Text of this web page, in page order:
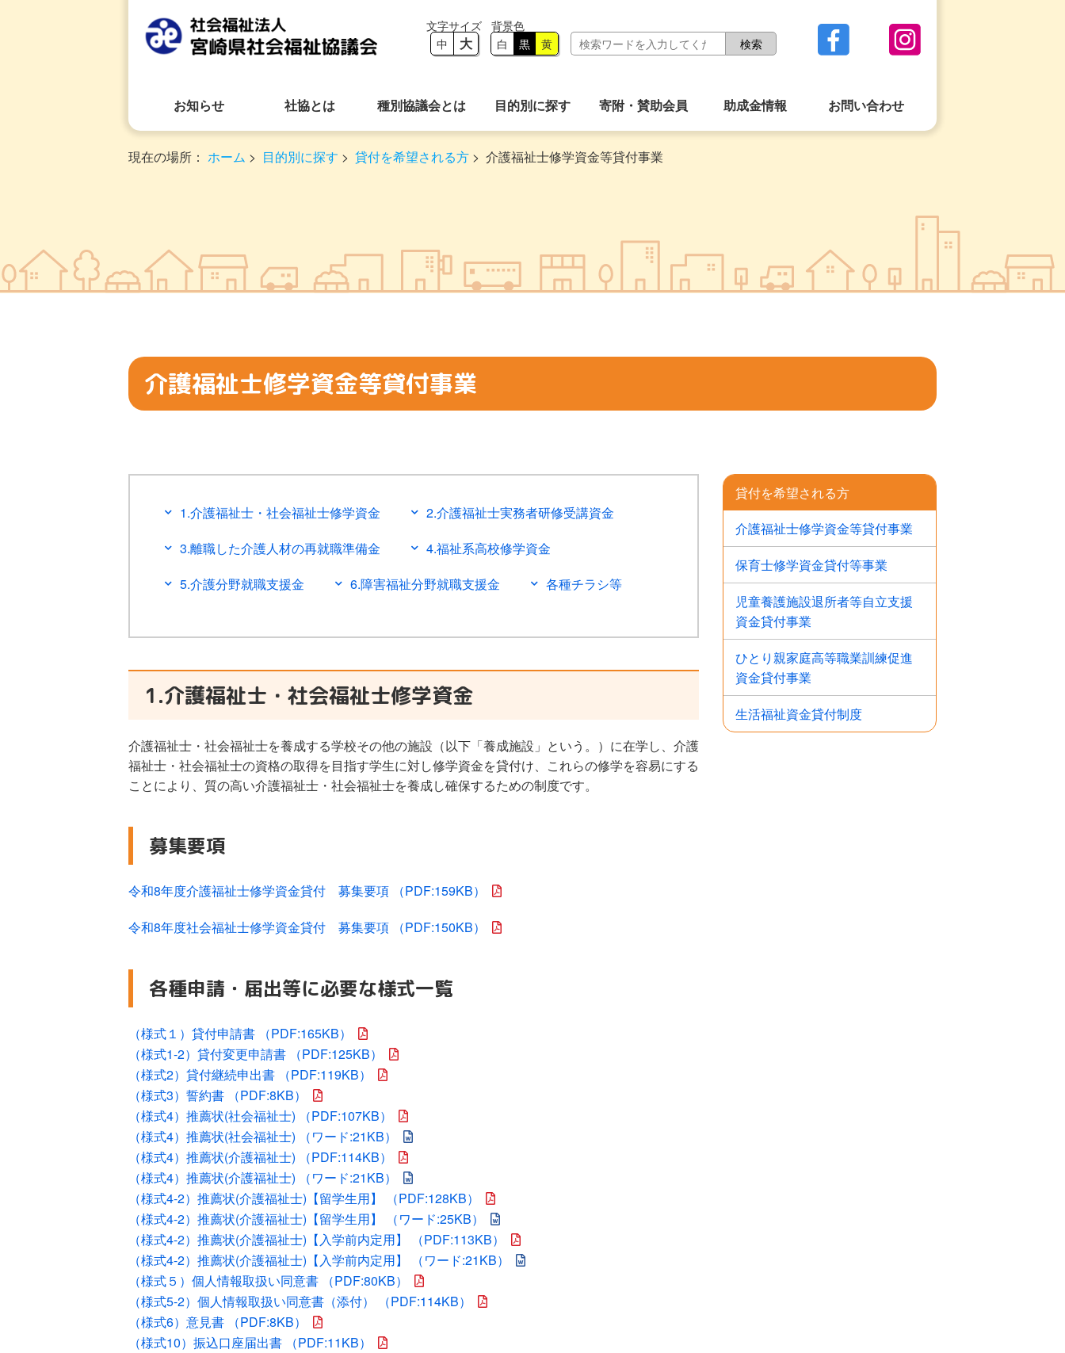
中 大 白 黒 黄
お知らせ 社協とは 種別協議会とは 目的別に探す 寄附・賛助会員 助成金情報 お問い合わせ
現在の場所： ホーム > 目的別に探す > 貸付を希望される方 > 介護福祉士修学資金等貸付事業
介護福祉士修学資金等貸付事業
1.介護福祉士・社会福祉士修学資金
2.介護福祉士実務者研修受講資金
3.離職した介護人材の再就職準備金
4.福祉系高校修学資金
5.介護分野就職支援金
6.障害福祉分野就職支援金 各種チラシ等
1.介護福祉士・社会福祉士修学資金
介護福祉士・社会福祉士を養成する学校その他の施設（以下「養成施設」という。）に在学し、介護
福祉士・社会福祉士の資格の取得を目指す学生に対し修学資金を貸付け、これらの修学を容易にする
ことにより、質の高い介護福祉士・社会福祉士を養成し確保するための制度です。
募集要項
令和8年度介護福祉士修学資金貸付 募集要項 （PDF:159KB）
令和8年度社会福祉士修学資金貸付 募集要項 （PDF:150KB）
各種申請・届出等に必要な様式一覧
（様式１）貸付申請書 （PDF:165KB）
（様式1-2）貸付変更申請書 （PDF:125KB）
（様式2）貸付継続申出書 （PDF:119KB）
（様式3）誓約書 （PDF:8KB）
（様式4）推薦状(社会福祉士) （PDF:107KB）
（様式4）推薦状(社会福祉士) （ワード:21KB）
（様式4）推薦状(介護福祉士) （PDF:114KB）
（様式4）推薦状(介護福祉士) （ワード:21KB）
（様式4-2）推薦状(介護福祉士)【留学生用】 （PDF:128KB）
（様式4-2）推薦状(介護福祉士)【留学生用】 （ワード:25KB）
（様式4-2）推薦状(介護福祉士)【入学前内定用】 （PDF:113KB）
（様式4-2）推薦状(介護福祉士)【入学前内定用】 （ワード:21KB）
（様式５）個人情報取扱い同意書 （PDF:80KB）
（様式5-2）個人情報取扱い同意書（添付） （PDF:114KB）
（様式6）意見書 （PDF:8KB）
（様式10）振込口座届出書 （PDF:11KB）
貸付を希望される方
介護福祉士修学資金等貸付事業
保育士修学資金貸付等事業
児童養護施設退所者等自立支援
資金貸付事業
ひとり親家庭高等職業訓練促進
資金貸付事業
生活福祉資金貸付制度